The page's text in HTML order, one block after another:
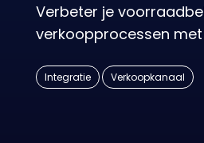
Verbeter je
verkoopprocessen met
Integratie Verkoopkanaal